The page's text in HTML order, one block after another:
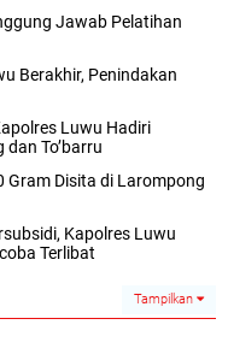
Jawab Pelatihan
Berakhir, Penindakan
Luwu Hadiri
To’barru
Gram Disita di Larompong
Kapolres Luwu
Terlibat
Tampilkan